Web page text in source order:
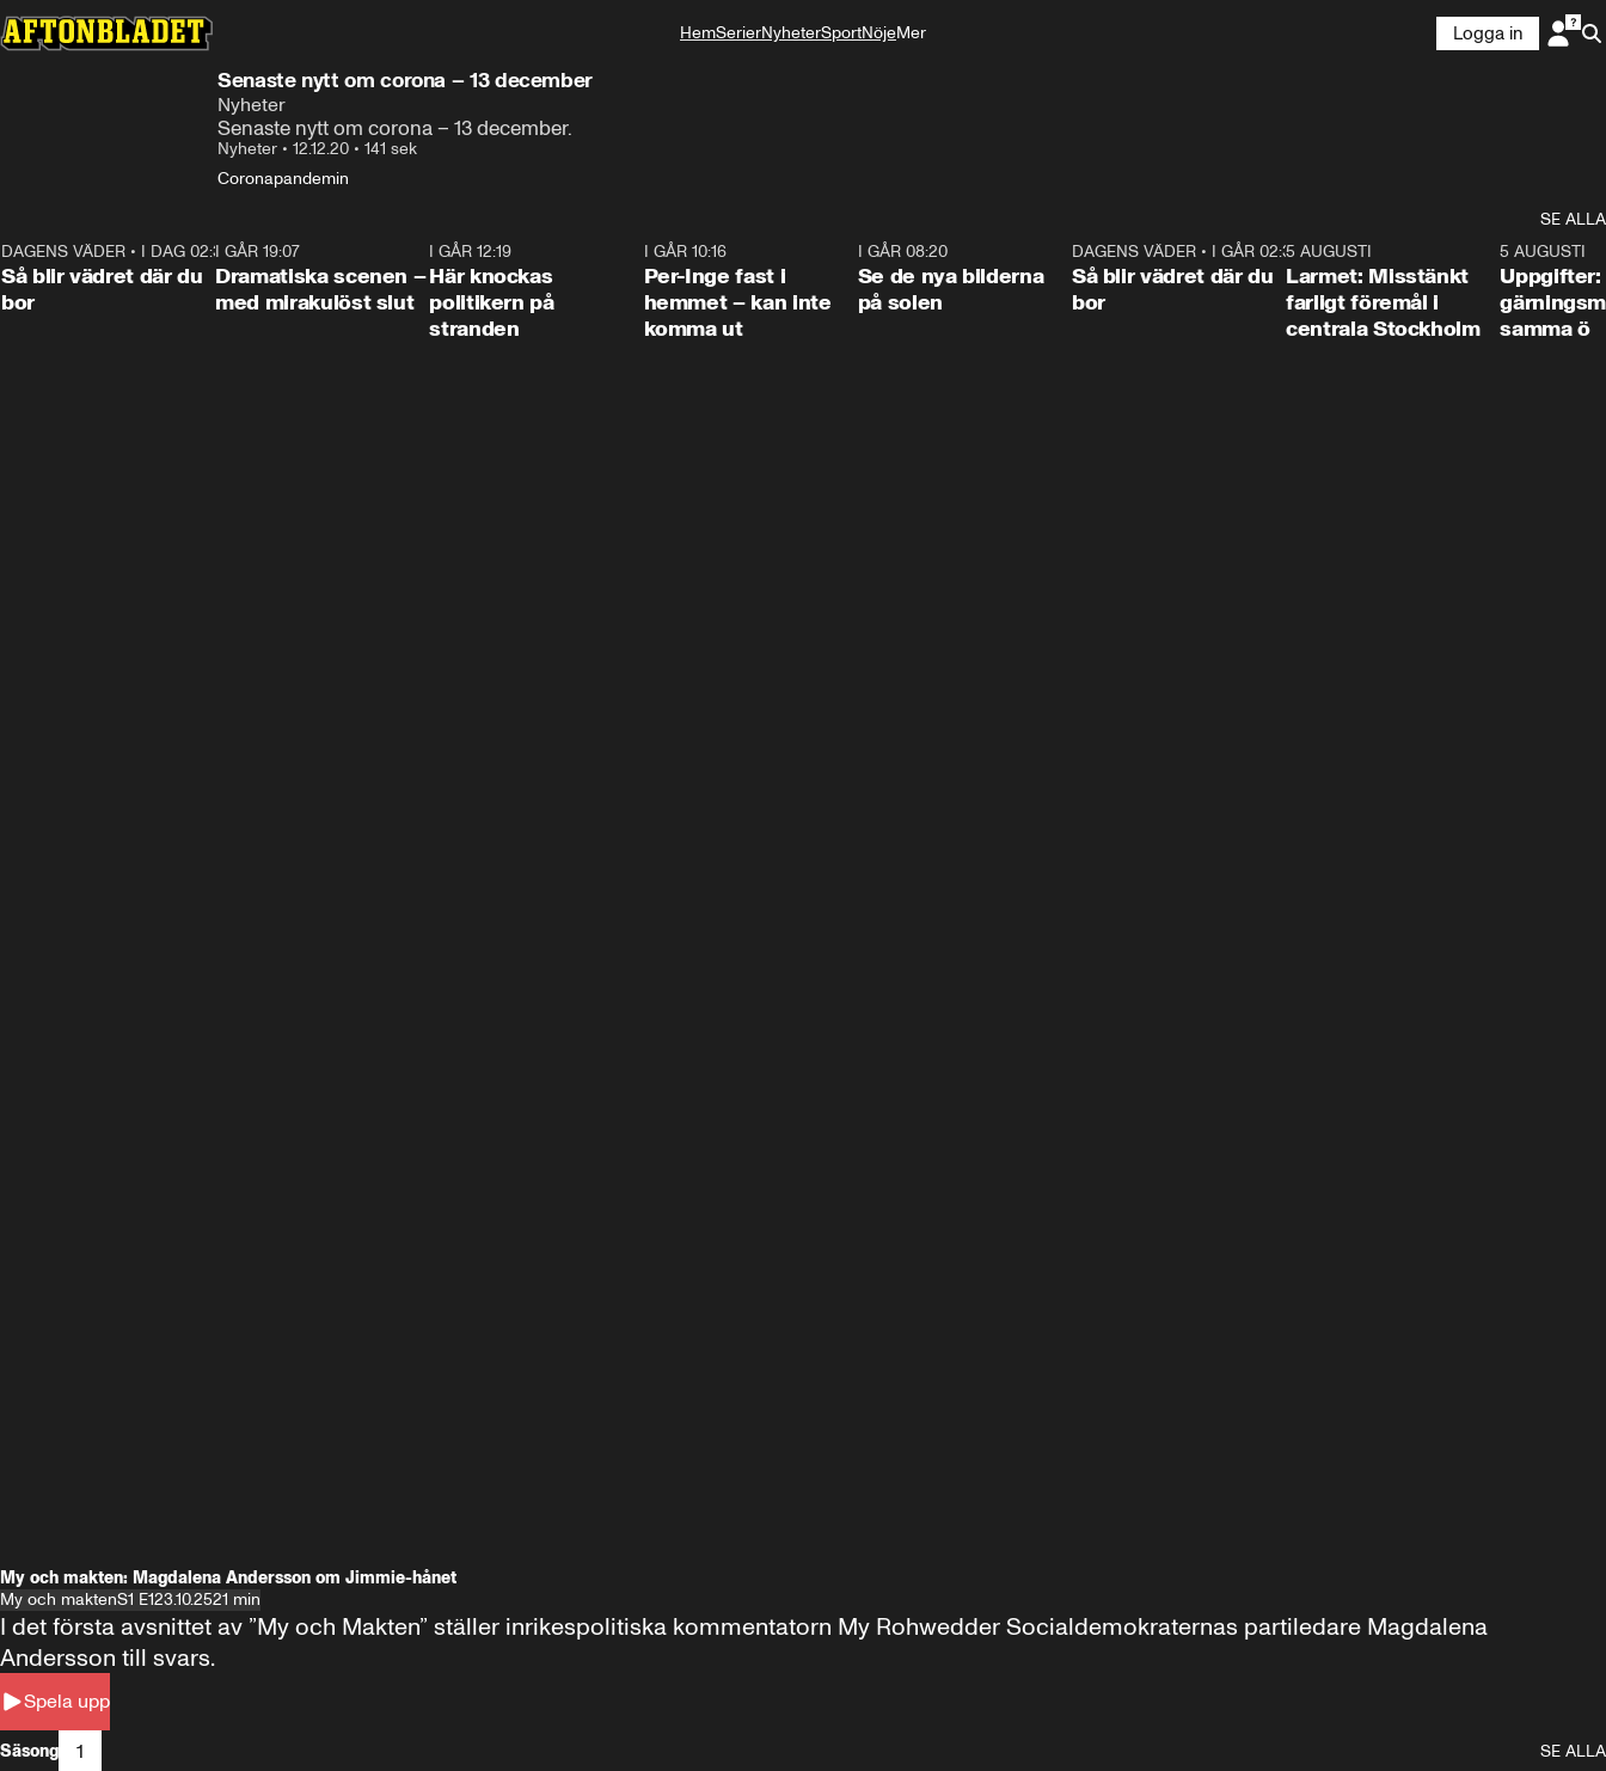
HemSerierNyheterSportNöjeMer
Logga in
Senaste nytt om corona – 13 december
Nyheter
Senaste nytt om corona – 13 december.
Nyheter • 12.12.20 • 141 sek
Coronapandemin
SE ALLA
1:06
DAGENS VÄDER • I DAG 02:30
Så blir vädret där du
bor
I GÅR 19:07
Dramatiska scenen –
med mirakulöst slut
I GÅR 12:19
Här knockas
politikern på
stranden
I GÅR 10:16
Per-Inge fast i
hemmet – kan inte
komma ut
I GÅR 08:20
Se de nya bilderna
på solen
1:06
DAGENS VÄDER• I GÅR 02:30
Så blir vädret där du
bor
0:35
5 AUGUSTI
Larmet: Misstänkt
farligt föremål i
centrala Stockholm
5 AUGUSTI
Uppgifter:
samma ö
My och makten: Magdalena Andersson om Jimmie-hånet
My och maktenS1 E123.10.2521 min
Spela upp
I det första avsnittet av ”My och Makten” ställer inrikespolitiska kommentatorn My Rohwedder Socialdemokraternas partiledare Magdalena
Andersson till svars.
Säsong 1
SE ALLA